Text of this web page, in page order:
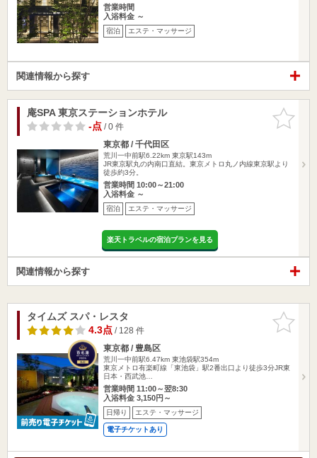
営業時間
入浴料金 ～
宿泊 エステ・マッサージ
関連情報から探す
お気に入
りに追加
庵SPA 東京ステーションホテル
-点/ 0 件
東京都 / 千代田区
荒川一中前駅6.22km 東京駅143m
JR東京駅丸の内南口直結。東京メトロ丸ノ内線東京駅より
徒歩約3分。
営業時間 10:00～21:00
入浴料金 ～
宿泊 エステ・マッサージ
楽天トラベルの宿泊プランを見る
関連情報から探す
お気に入
りに追加
タイムズ スパ・レスタ
4.3点/ 128 件
東京都 / 豊島区
荒川一中前駅6.47km 東池袋駅354m
東京メトロ有楽町線「東池袋」駅2番出口より徒歩3分JR東
日本・西武池…
営業時間 11:00～翌8:30
入浴料金 3,150円～
日帰り エステ・マッサージ
電子チケットあり